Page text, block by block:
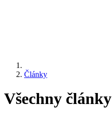
Články
Všechny články